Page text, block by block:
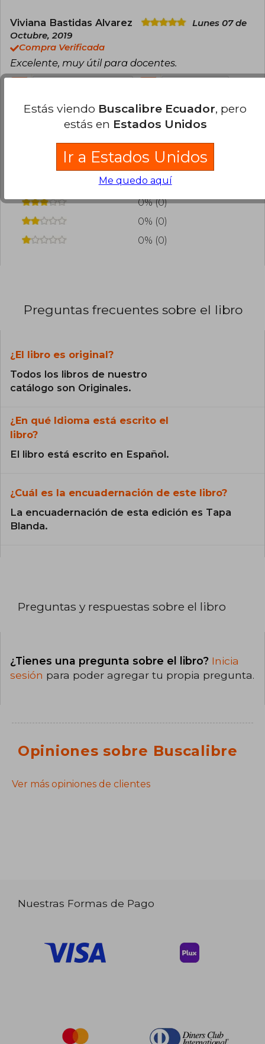
Viviana Bastidas Alvarez
Lunes 07 de
Octubre, 2019
Compra Verificada
Excelente, muy útil para docentes.
¿Leíste este libro? Inicia sesión para poder
100% (2)
0% (0)
0% (0)
0% (0)
0% (0)
Preguntas frecuentes sobre el libro
¿El libro es original?
Todos los libros de nuestro
catálogo son Originales.
¿En qué Idioma está escrito el
libro?
El libro está escrito en Español.
¿Cuál es la encuadernación de este libro?
La encuadernación de esta edición es Tapa
Blanda.
Preguntas y respuestas sobre el libro
¿Tienes una pregunta sobre el libro? Inicia
sesión para poder agregar tu propia pregunta.
Opiniones sobre Buscalibre
Ver más opiniones de clientes
Nuestras Formas de Pago
Estás viendo Buscalibre Ecuador, pero
estás en Estados Unidos
Ir a Estados Unidos
Me quedo aquí